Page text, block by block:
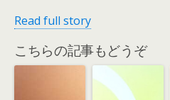
Read full story
こちらの記事もどうぞ